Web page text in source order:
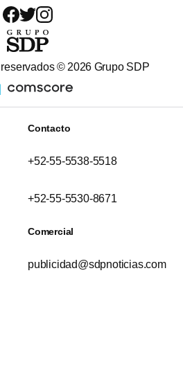
© 2026 Grupo SDP
Contacto
+52-55-5538-5518
+52-55-5530-8671
Comercial
publicidad@sdpnoticias.com